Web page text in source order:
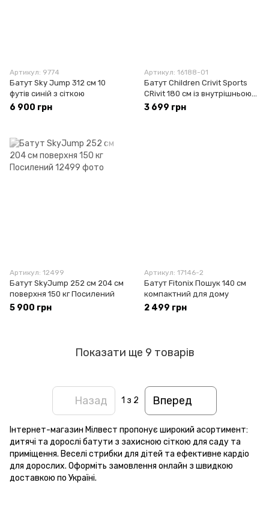
Артикул: 9774
Батут Sky Jump 312 см 10
футів синій з сіткою
6 900 грн
Артикул: 16188-01
Батут Children Crivit Sports
CRivit 180 см із внутрішньою
сіткою
3 699 грн
Артикул: 12499
Батут SkyJump 252 см 204 см
поверхня 150 кг Посилений
5 900 грн
Артикул: 17146-2
Батут Fitonix Пошук 140 см
компактний для дому
2 499 грн
Показати ще 9 товарів
Назад 1 з 2 Вперед
Інтернет-магазин Мілвест пропонує широкий асортимент:
дитячі та дорослі батути з захисною сіткою для саду та
приміщення. Веселі стрибки для дітей та ефективне кардіо
для дорослих. Оформіть замовлення онлайн з швидкою
доставкою по Україні.